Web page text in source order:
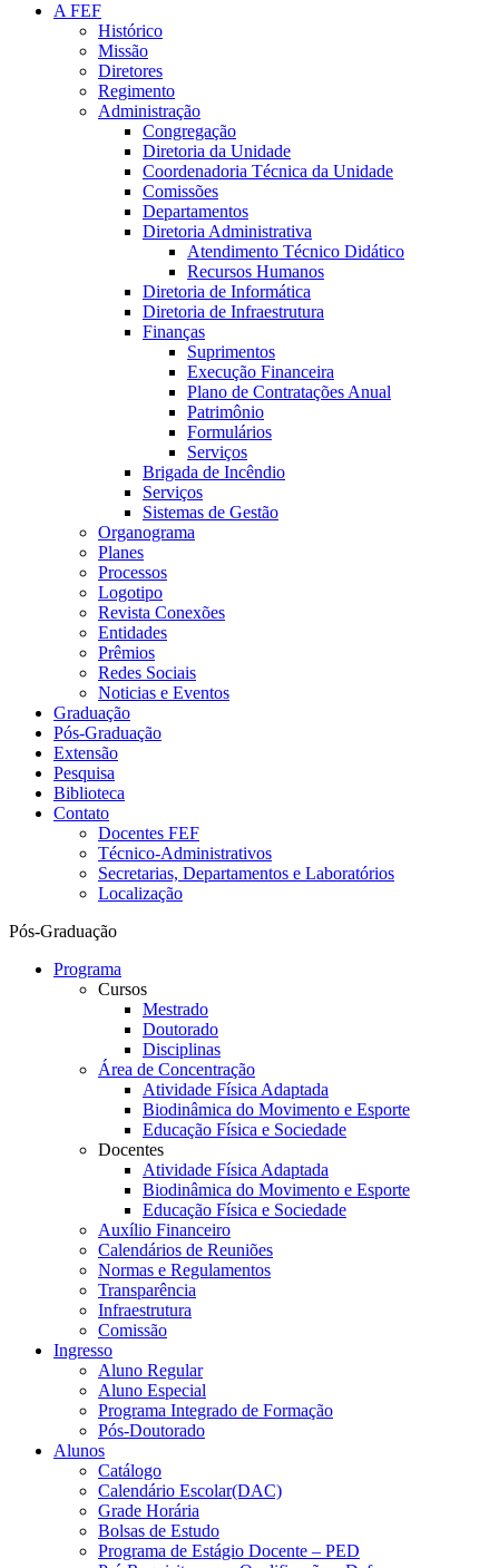
A FEF
Histórico
Missão
Diretores
Regimento
Administração
Congregação
Diretoria da Unidade
Coordenadoria Técnica da Unidade
Comissões
Departamentos
Diretoria Administrativa
Atendimento Técnico Didático
Recursos Humanos
Diretoria de Informática
Diretoria de Infraestrutura
Finanças
Suprimentos
Execução Financeira
Plano de Contratações Anual
Patrimônio
Formulários
Serviços
Brigada de Incêndio
Serviços
Sistemas de Gestão
Organograma
Planes
Processos
Logotipo
Revista Conexões
Entidades
Prêmios
Redes Sociais
Noticias e Eventos
Graduação
Pós-Graduação
Extensão
Pesquisa
Biblioteca
Contato
Docentes FEF
Técnico-Administrativos
Secretarias, Departamentos e Laboratórios
Localização
Pós-Graduação
Programa
Cursos
Mestrado
Doutorado
Disciplinas
Área de Concentração
Atividade Física Adaptada
Biodinâmica do Movimento e Esporte
Educação Física e Sociedade
Docentes
Atividade Física Adaptada
Biodinâmica do Movimento e Esporte
Educação Física e Sociedade
Auxílio Financeiro
Calendários de Reuniões
Normas e Regulamentos
Transparência
Infraestrutura
Comissão
Ingresso
Aluno Regular
Aluno Especial
Programa Integrado de Formação
Pós-Doutorado
Alunos
Catálogo
Calendário Escolar(DAC)
Grade Horária
Bolsas de Estudo
Programa de Estágio Docente – PED